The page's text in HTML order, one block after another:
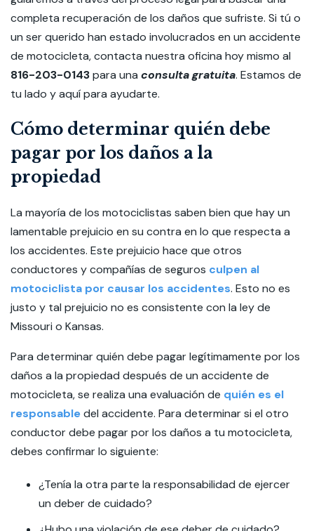
completa recuperación de los daños que sufriste. Si tú o
un ser querido han estado involucrados en un accidente
de motocicleta, contacta nuestra oficina hoy mismo al
816-203-0143para una consulta gratuita. Estamos de
tu lado y aquí para ayudarte.
Cómo determinar quién debe
pagar por los daños a la
propiedad
La mayoría de los motociclistas saben bien que hay un
lamentable prejuicio en su contra en lo que respecta a
los accidentes. Este prejuicio hace que otros
conductores y compañías de seguros culpen al
motociclista por causar los accidentes. Esto no es
justo y tal prejuicio no es consistente con la ley de
Missouri o Kansas.
Para determinar quién debe pagar legítimamente por los
daños a la propiedad después de un accidente de
motocicleta, se realiza una evaluación de quién es el
responsabledel accidente. Para determinar si el otro
conductor debe pagar por los daños a tu motocicleta,
debes confirmar lo siguiente:
¿Tenía la otra parte la responsabilidad de ejercer
un deber de cuidado?